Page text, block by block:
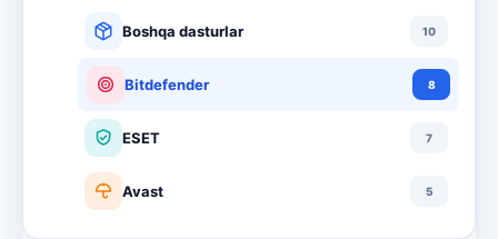
Boshqa dasturlar 10
Bitdefender 8
ESET 7
Avast 5